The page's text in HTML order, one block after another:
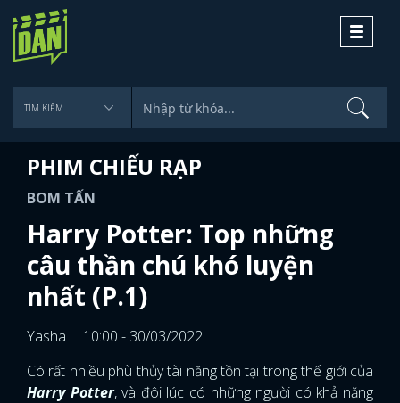
Toggle
PHIM CHIẾU RẠP
BOM TẤN
Harry Potter: Top những
câu thần chú khó luyện
nhất (P.1)
Yasha
10:00 - 30/03/2022
Có rất nhiều phù thủy tài năng tồn tại trong thế giới của
Harry Potter, và đôi lúc có những người có khả năng